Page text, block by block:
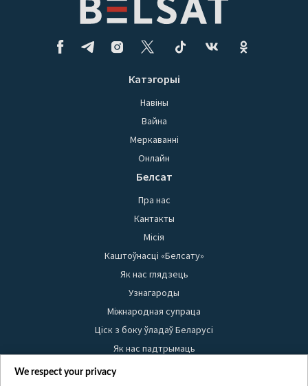
Катэгорыі
Навіны
Вайна
Меркаванні
Онлайн
Белсат
Пра нас
Кантакты
Місія
Каштоўнасці «Белсату»
Як нас глядзець
Узнагароды
Міжнародная супраца
Ціск з боку ўладаў Беларусі
Як нас падтрымаць
Правілы выкарыстання матэрыялаў
We respect your privacy